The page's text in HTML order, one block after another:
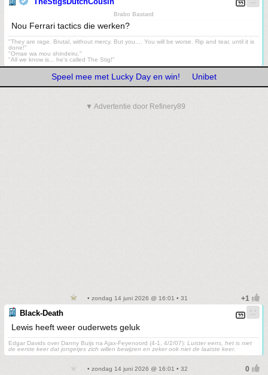
Brabo Bastard
Nou Ferrari tactics die werken?
"They are rage. Brutal, without mercy. But you.... You will be worse. Rip and tear, until it is
done!"
"Omae wa mou shindeiru."
"All we know is... he's called The Stig!"
Speel mee met Lucky Day en win! Unibet
▼ Advertentie door Refinery89
• zondag 14 juni 2026 @ 16:01 • 31
Black-Death
Lewis heeft weer ouderwets geluk
Edgar Davids over Danny Buijs na Ajax-Feyenoord (4-1, 4/2/07): Luister eens, het is niet
de eerste keer dat jongetjes zich willen bewijzen en zeker ook niet de laatste keer.
• zondag 14 juni 2026 @ 16:01 • 32